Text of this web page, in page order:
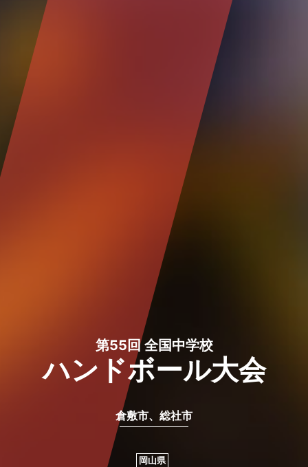
第55回 全国中学校
ハンドボール大会
倉敷市、総社市
岡山県